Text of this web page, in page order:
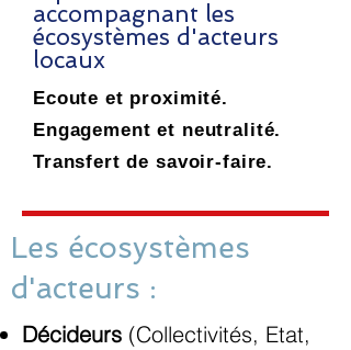
accompagnant les
écosystèmes d'acteurs
locaux
Ecoute et proximité.
Engagement et neutralité.
Transfert de savoir-faire.
Les écosystèmes
d'acteurs :
Décideurs (Collectivités, Etat,